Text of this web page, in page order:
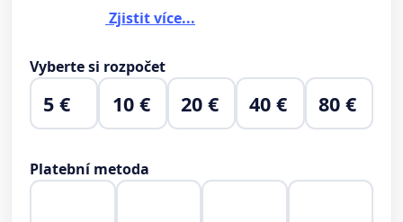
Zjistit více...
Vyberte si rozpočet
5 € 10 € 20 € 40 € 80 €
Platební metoda